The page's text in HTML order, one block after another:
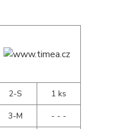
2-S
1 ks
3-M
- - -